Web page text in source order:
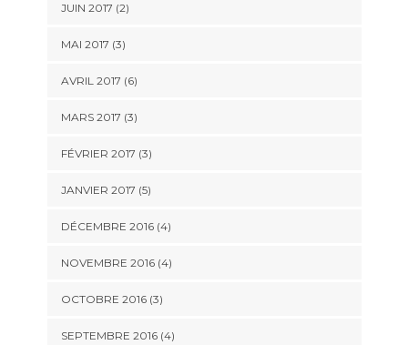
JUIN 2017 (2)
MAI 2017 (3)
AVRIL 2017 (6)
MARS 2017 (3)
FÉVRIER 2017 (3)
JANVIER 2017 (5)
DÉCEMBRE 2016(4)
NOVEMBRE 2016(4)
OCTOBRE 2016(3)
SEPTEMBRE 2016(4)